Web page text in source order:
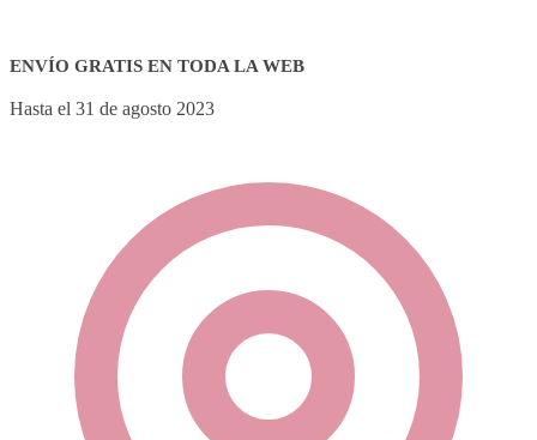
ENVÍO GRATIS EN TODA LA WEB
Hasta el 31 de agosto 2023